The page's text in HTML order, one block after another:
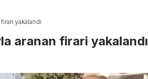
yakalandı
aranan firari yakalandı